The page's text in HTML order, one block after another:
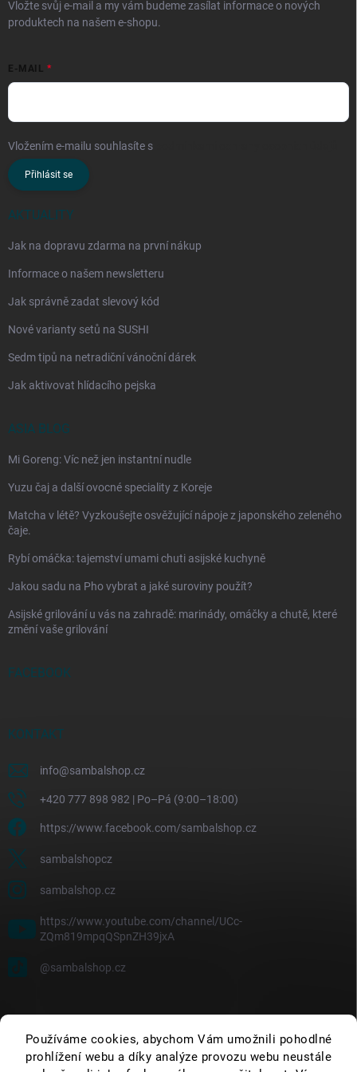
Používáme cookies, abychom Vám umožnili pohodlné
prohlížení webu a díky analýze provozu webu neustále
Vložte svůj e-mail a my vám budeme zasílat informace o nových
produktech na našem e-shopu.
E-MAIL
Vložením e-mailu souhlasíte s
Přihlásit se
AKTUALITY
Jak na dopravu zdarma na první nákup
Informace o našem newsletteru
Jak správně zadat slevový kód
Nové varianty setů na SUSHI
Sedm tipů na netradiční vánoční dárek
Jak aktivovat hlídacího pejska
ASIA BLOG
Mi Goreng: Víc než jen instantní nudle
Yuzu čaj a další ovocné speciality z Koreje
Matcha v létě? Vyzkoušejte osvěžující nápoje z japonského zeleného
čaje.
Rybí omáčka: tajemství umami chuti asijské kuchyně
Jakou sadu na Pho vybrat a jaké suroviny použít?
Asijské grilování u vás na zahradě: marinády, omáčky a chutě, které
změní vaše grilování
FACEBOOK
KONTAKT
info@sambalshop.cz
+420 777 898 982 | Po–Pá (9:00–18:00)
https://www.facebook.com/sambalshop.cz
sambalshopcz
sambalshop.cz
https://www.youtube.com/channel/UCc-
ZQm819mpqQSpnZH39jxA
@sambalshop.cz